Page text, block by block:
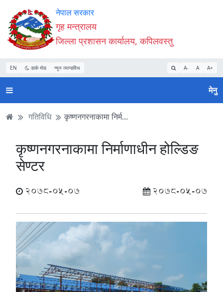
Accessibility
Mode
सुरु
गर्नुहोस्
सामाग्री
पढ्नुहाेस्
नेभिगेसन
पढ्नुहाेस्
वेबसाइट
खोजमा
जानुहोस्
नेपाल सरकार
गृह मन्त्रालय
जिल्ला प्रशासन कार्यालय, कपिलवस्तु
EN डार्क मोड न्यून व्यान्डविथ A- A A+
मेनु
गतिविधि कृष्णनगरनाकामा निर्म...
कृष्णनगरनाकामा निर्माणाधीन होल्डिङ
सेण्टर
2078-05-07 2078-05-07